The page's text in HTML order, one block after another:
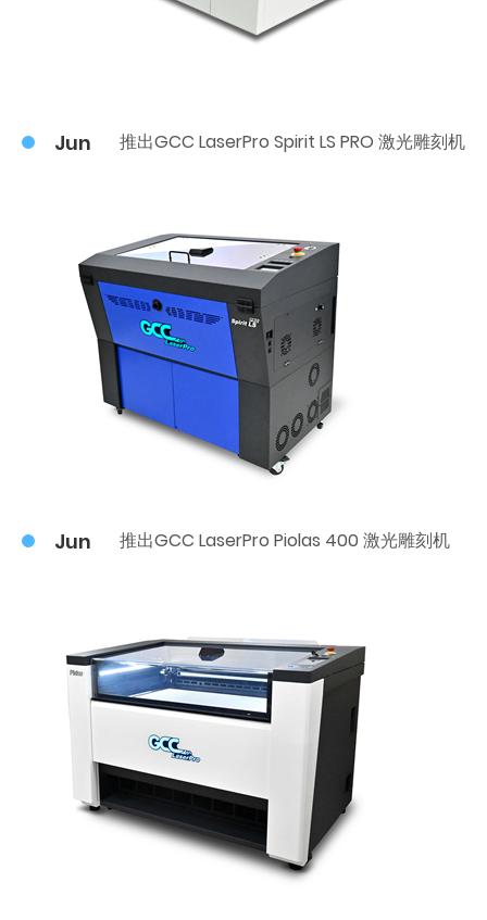
Jun 推出GCC LaserPro Spirit LS PRO 激光雕刻机
Jun 推出GCC LaserPro Piolas 400 激光雕刻机